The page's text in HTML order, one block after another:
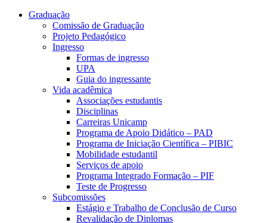
Graduação
Comissão de Graduação
Projeto Pedagógico
Ingresso
Formas de ingresso
UPA
Guia do ingressante
Vida acadêmica
Associações estudantis
Disciplinas
Carreiras Unicamp
Programa de Apoio Didático – PAD
Programa de Iniciação Científica – PIBIC
Mobilidade estudantil
Serviços de apoio
Programa Integrado Formação – PIF
Teste de Progresso
Subcomissões
Estágio e Trabalho de Conclusão de Curso
Revalidação de Diplomas